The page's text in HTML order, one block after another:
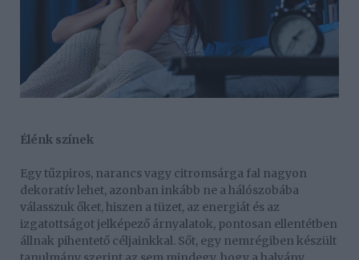
Élénk színek
Egy tűzpiros, narancs vagy citromsárga fal nagyon
dekoratív lehet, azonban inkább ne a hálószobába
válasszuk őket, hiszen a tüzet, az energiát és az
izgatottságot jelképező árnyalatok, pontosan ellentétben
állnak pihentető céljainkkal. Sőt, egy nemrégiben készült